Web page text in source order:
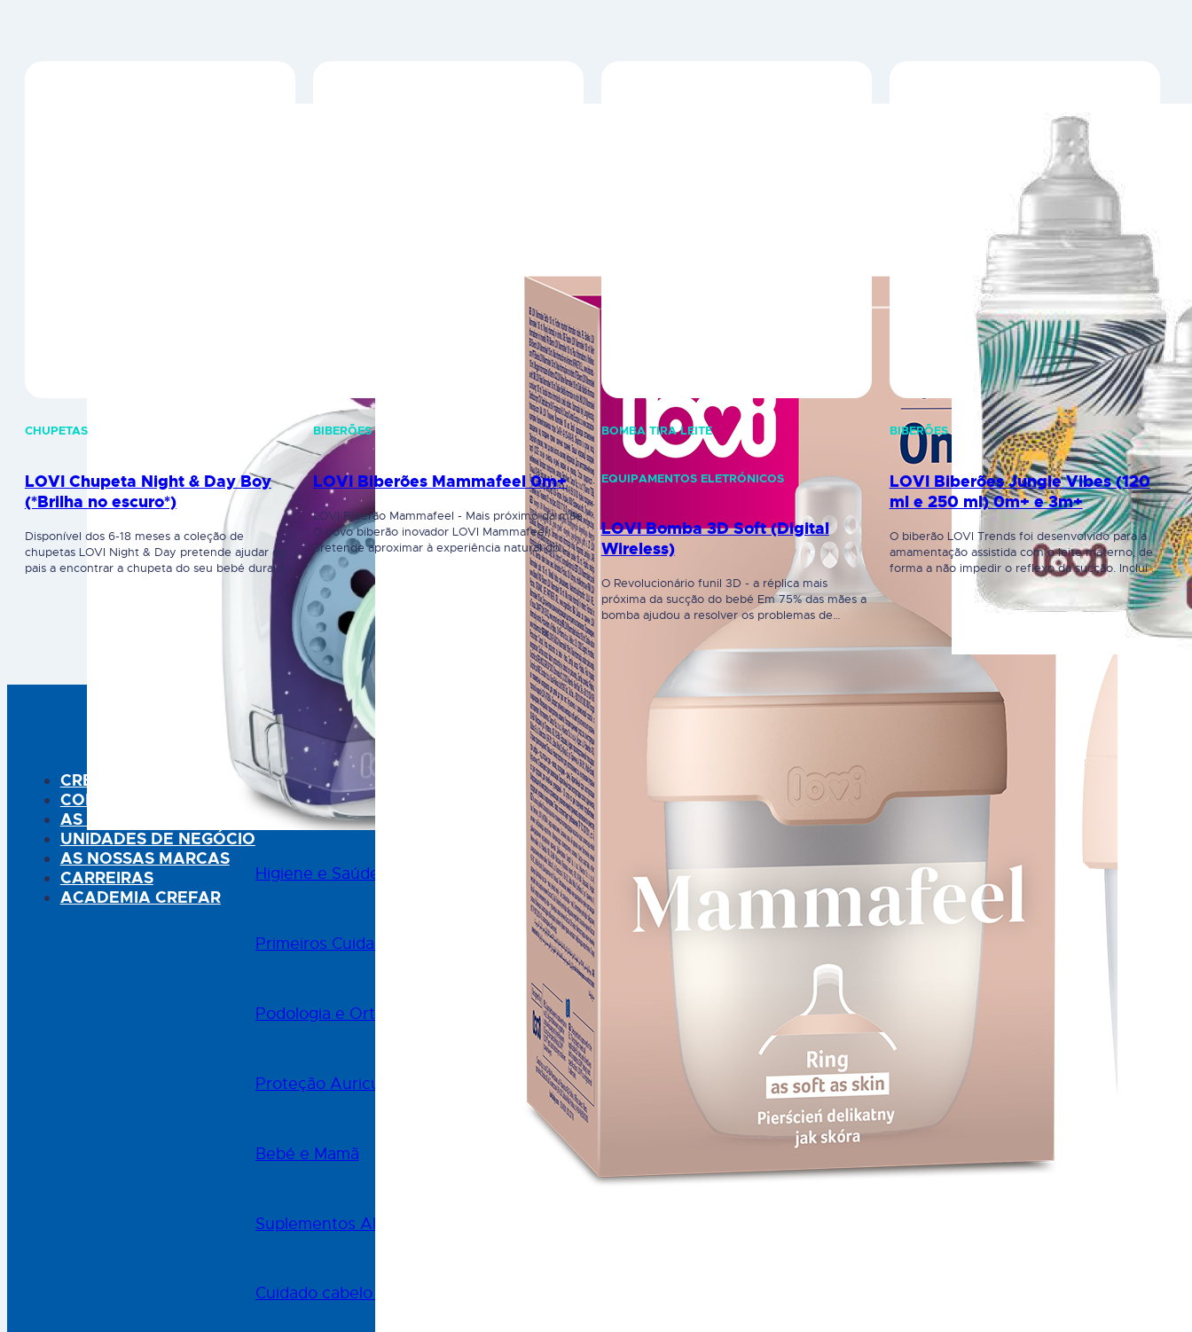
CHUPETAS
LOVI Chupeta Night & Day Boy
(*Brilha no escuro*)
Disponível dos 6-18 meses a coleção de
chupetas LOVI Night & Day pretende ajudar os
pais a encontrar a chupeta do seu bebé durante
desenvolvimento correto da fala e da dentição.
Desenvolvida por terapeutas da fala e linguagem
BIBERÕES
LOVI Biberões Mammafeel 0m+
LOVI Biberão Mammafeel - Mais próximo da mãe
O novo biberão inovador LOVI Mammafeel,
pretende aproximar à experiência natural do
bebé na mama da mãe, pois apresenta enormes
semelhanças entre a mama da mãe em termos
de cor, textura, forma edinâmica. O biberão
Mammafeel e a sua tetina dinâmica promovem
sensações ao bebé de uma…
BOMBA TIRA LEITE
EQUIPAMENTOS ELETRÓNICOS
LOVI Bomba 3D Soft (Digital
Wireless)
O Revolucionário funil 3D - a réplica mais
próxima da sucção do bebé Em 75% das mães a
bomba ajudou a resolver os problemas de
lactação das mães*. É utilizada em contexto de
maternidade, a nível hospitalar e tem sido
positivamente avaliada pelas mães no pós-parto.
O funil em 3D é uma solução revolucionária que,
BIBERÕES
LOVI Biberões Jungle Vibes (120
ml e 250 ml) 0m+ e 3m+
O biberão LOVI Trends foi desenvolvido para a
amamentação assistida com o leite materno, de
forma a não impedir o reflexo da sucção. Inclui a
tetina profissional Dynamic criada utilizando
camadas de silicone heterogéneas: ponta fina e
suave expansível e uma base alargada e rígida.
Requer uma sucção activa pelo bebé: utilização
dos músculos, lábios…
CREFAR
CONHEÇA A CREFAR
AS NOSSAS SOLUÇÕES
UNIDADES DE NEGÓCIO
AS NOSSAS MARCAS
CARREIRAS
ACADEMIA CREFAR
Reidratação Oral
Higiene e Saúde Oral
Primeiros Cuidados
Podologia e Ortopedia
Proteção Auricular
Bebé e Mamã
Suplementos Alimentares e Dietéticos
Cuidado cabelo e corpo
CREFAR Representações, Lda
Edifício OrangeRua Henrique Callado, nº 8
Bloco A, piso 1, Escritório A12
Leião
2740-303 Porto Salvo, PORTUGAL
mail@crefar.pt
+351 21 882 46 90